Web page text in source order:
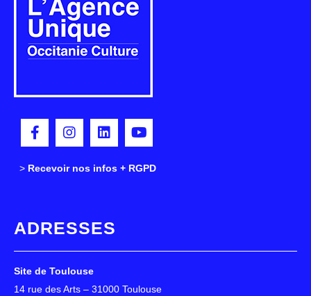
> Recevoir nos infos + RGPD
ADRESSES
Site de Toulouse
14 rue des Arts – 31000 Toulouse